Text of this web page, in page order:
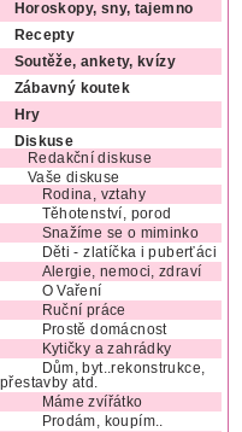
Horoskopy, sny, tajemno
Recepty
Soutěže, ankety, kvízy
Zábavný koutek
Hry
Diskuse
Redakční diskuse
Vaše diskuse
Rodina, vztahy
Těhotenství, porod
Snažíme se o miminko
Děti - zlatíčka i puberťáci
Alergie, nemoci, zdraví
O Vaření
Ruční práce
Prostě domácnost
Kytičky a zahrádky
Dům, byt..rekonstrukce,
přestavby atd.
Máme zvířátko
Prodám, koupím..